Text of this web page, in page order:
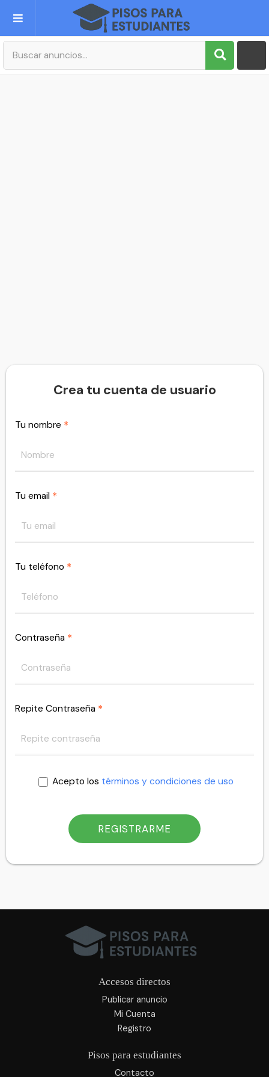
Publica tu Anuncio
Crea tu cuenta de usuario
Tu nombre *
Tu email *
Tu teléfono *
Contraseña *
Repite Contraseña *
Acepto los términos y condiciones de uso
Accesos directos
Publicar anuncio
Mi Cuenta
Registro
Pisos para estudiantes
Contacto